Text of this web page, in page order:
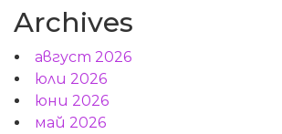
Archives
август 2026
юли 2026
юни 2026
май 2026